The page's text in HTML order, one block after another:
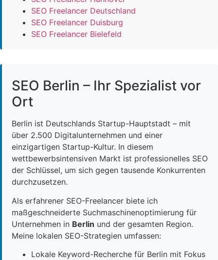
SEO Freelancer Deutschland
SEO Freelancer Duisburg
SEO Freelancer Bielefeld
SEO Berlin – Ihr Spezialist vor
Ort
Berlin ist Deutschlands Startup-Hauptstadt – mit
über 2.500 Digitalunternehmen und einer
einzigartigen Startup-Kultur. In diesem
wettbewerbsintensiven Markt ist professionelles SEO
der Schlüssel, um sich gegen tausende Konkurrenten
durchzusetzen.
Als erfahrener SEO-Freelancer biete ich
maßgeschneiderte Suchmaschinenoptimierung für
Unternehmen in Berlin und der gesamten Region.
Meine lokalen SEO-Strategien umfassen:
Lokale Keyword-Recherche für Berlin mit Fokus